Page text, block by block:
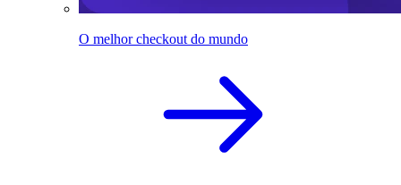
O melhor checkout do mundo